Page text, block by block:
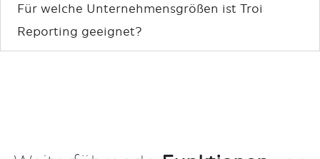
Für welche Unternehmensgrößen ist Troi
Reporting geeignet?